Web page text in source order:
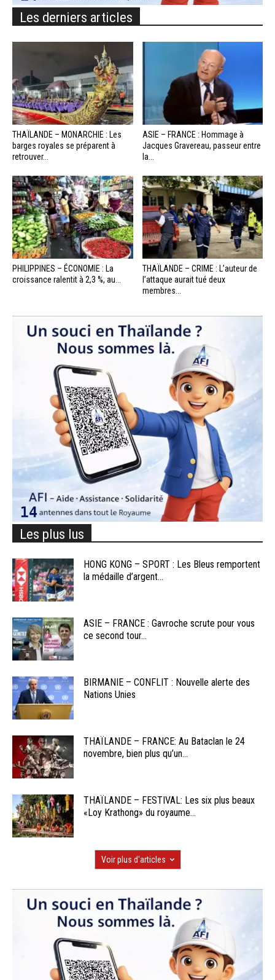
Les derniers articles
THAÏLANDE – MONARCHIE : Les
barges royales se préparent à
retrouver...
ASIE – FRANCE : Hommage à
Jacques Gravereau, passeur entre
la...
PHILIPPINES – ÉCONOMIE : La
croissance ralentit à 2,3 %, au...
THAÏLANDE – CRIME : L’auteur de
l’attaque aurait tué deux
membres...
Les plus lus
HONG KONG – SPORT : Les Bleus remportent
la médaille d’argent...
ASIE – FRANCE : Gavroche scrute pour vous
ce second tour...
BIRMANIE – CONFLIT : Nouvelle alerte des
Nations Unies
THAÏLANDE – FRANCE: Au Bataclan le 24
novembre, bien plus qu’un...
THAÏLANDE – FESTIVAL: Les six plus beaux
«Loy Krathong» du royaume...
Voir plus d'articles